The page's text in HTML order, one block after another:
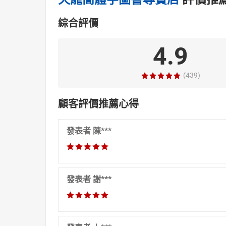
綜合評價
4.9
(439)
顧客評價推薦心得
發表者 陳***
發表者 謝***